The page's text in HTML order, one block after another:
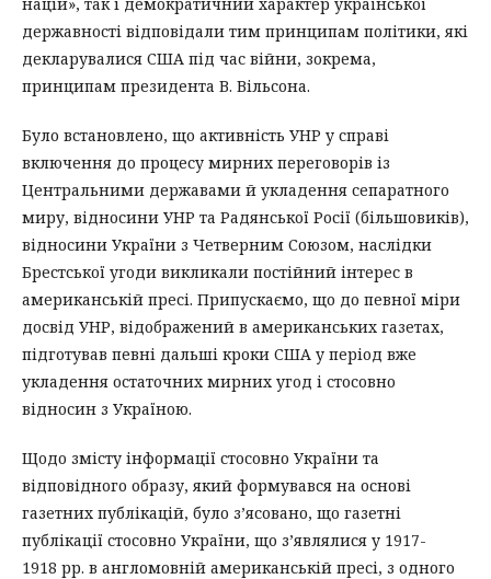
державності відповідали тим принципам політики, які
декларувалися США під час війни, зокрема,
принципам президента В. Вільсона.
Було встановлено, що активність УНР у справі
включення до процесу мирних переговорів із
Центральними державами й укладення сепаратного
миру, відносини УНР та Радянської Росії (більшовиків),
відносини України з Четверним Союзом, наслідки
Брестської угоди викликали постійний інтерес в
американській пресі. Припускаємо, що до певної міри
досвід УНР, відображений в американських газетах,
підготував певні дальші кроки США у період вже
укладення остаточних мирних угод і стосовно
відносин з Україною.
Щодо змісту інформації стосовно України та
відповідного образу, який формувався на основі
газетних публікацій, було з’ясовано, що газетні
публікації стосовно України, що з’являлися у 1917-
1918 рр. в англомовній американській пресі, з одного